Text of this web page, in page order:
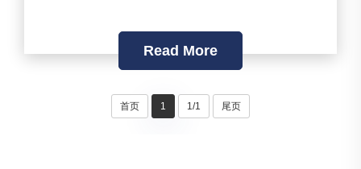
Read More
首页 1 1/1 尾页